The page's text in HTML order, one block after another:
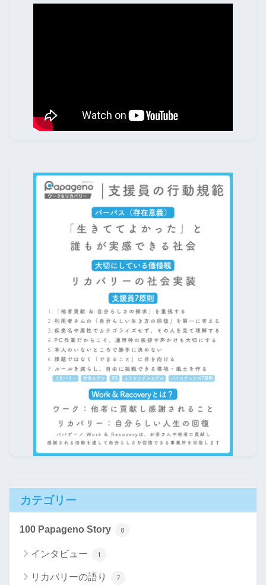
カテゴリー
100 Papageno Story 8
インタビュー 1
リカバリーの語り 7